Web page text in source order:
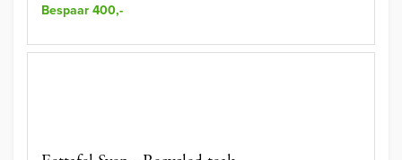
Bespaar 400,-